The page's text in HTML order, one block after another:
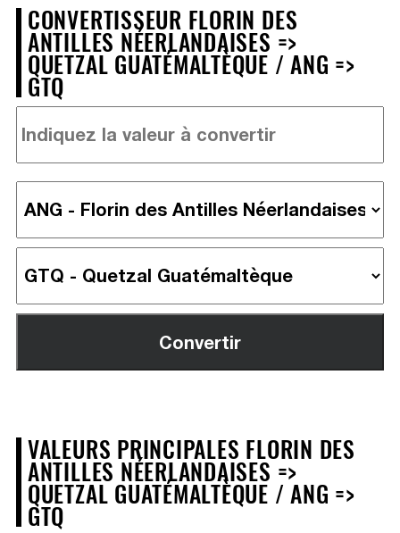
CONVERTISSEUR FLORIN DES
ANTILLES NÉERLANDAISES =>
QUETZAL GUATÉMALTÈQUE / ANG =>
GTQ
VALEURS PRINCIPALES FLORIN DES
ANTILLES NÉERLANDAISES =>
QUETZAL GUATÉMALTÈQUE / ANG =>
GTQ